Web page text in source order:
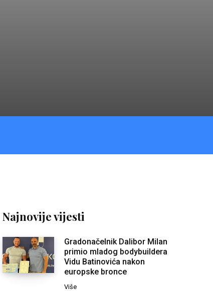
Najnovije vijesti
Gradonačelnik Dalibor Milan
primio mladog bodybuildera
Vidu Batinovića nakon
europske bronce
Više